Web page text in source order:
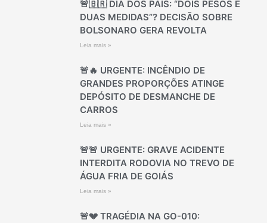
🚨🇧🇷 DIA DOS PAIS: “DOIS PESOS E
DUAS MEDIDAS”? DECISÃO SOBRE
BOLSONARO GERA REVOLTA
Leia mais »
🚨🔥 URGENTE: INCÊNDIO DE
GRANDES PROPORÇÕES ATINGE
DEPÓSITO DE DESMANCHE DE
CARROS
Leia mais »
🚨🚨 URGENTE: GRAVE ACIDENTE
INTERDITA RODOVIA NO TREVO DE
ÁGUA FRIA DE GOIÁS
Leia mais »
🚨💔 TRAGÉDIA NA GO-010: